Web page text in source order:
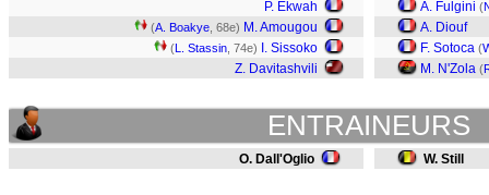
P. Ekwah
(A. Boakye , 68e) M. Amougou
(L. Stassin , 74e)
I. Sissoko
Z. Davitashvili
A. Fulgini (
A. Diouf
F. Sotoca (
M. N'Zola (
ENTRAINEURS
O. Dall'Oglio W. Still